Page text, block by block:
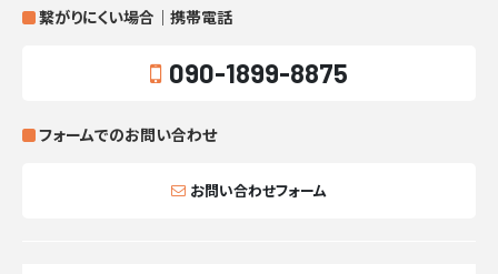
繋がりにくい場合｜携帯電話
090-1899-8875
フォームでのお問い合わせ
お問い合わせフォーム